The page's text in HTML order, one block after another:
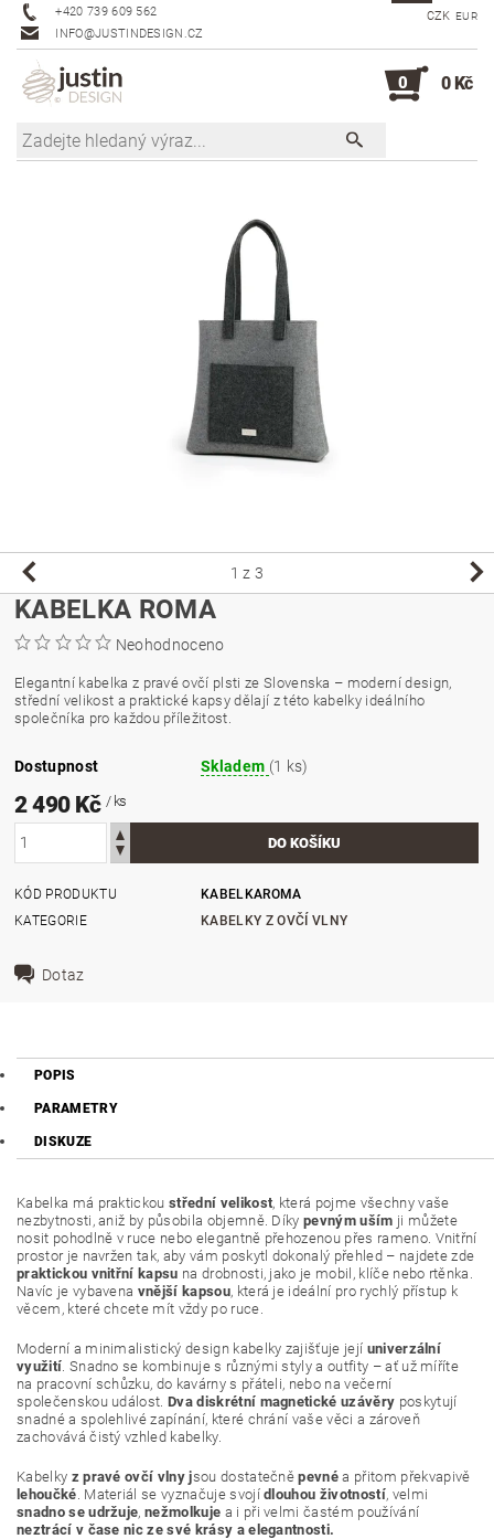
+420 739 609 562
INFO@JUSTINDESIGN.CZ
CZK EUR
0 0 Kč
1 z 3
KABELKA ROMA
Neohodnoceno
Elegantní kabelka z pravé ovčí plsti ze Slovenska – moderní design,
střední velikost a praktické kapsy dělají z této kabelky ideálního
společníka pro každou příležitost.
Dostupnost Skladem (1 ks)
2 490 Kč / ks
KÓD PRODUKTU
KABELKAROMA
KATEGORIE
KABELKY Z OVČÍ VLNY
Dotaz
POPIS
PARAMETRY
DISKUZE
Kabelka má praktickoustřední velikost, která pojme všechny vaše
nezbytnosti, aniž by působila objemně. Díkypevným uším ji můžete
nosit pohodlně v ruce nebo elegantně přehozenou přes rameno. Vnitřní
prostor je navržen tak, aby vám poskytl dokonalý přehled – najdete zde
praktickou vnitřní kapsu na drobnosti, jako je mobil, klíče nebo rtěnka.
Navíc je vybavena vnější kapsou, která je ideální pro rychlý přístup k
věcem, které chcete mít vždy po ruce.
Moderní a minimalistický design kabelky zajišťuje její univerzální
využití. Snadno se kombinuje s různými styly a outfity – ať už míříte
na pracovní schůzku, do kavárny s přáteli, nebo na večerní
společenskou událost.Dva diskrétní magnetické uzávěry poskytují
snadné a spolehlivé zapínání, které chrání vaše věci a zároveň
zachovává čistý vzhled kabelky.
Kabelky z pravé ovčí vlny jsou dostatečněpevné a přitom překvapivě
lehoučké. Materiál se vyznačuje svojídlouhou životností, velmi
snadno se udržuje,nežmolkuje a i při velmi častém používání
neztrácí v čase nic ze své krásy a elegantnosti.